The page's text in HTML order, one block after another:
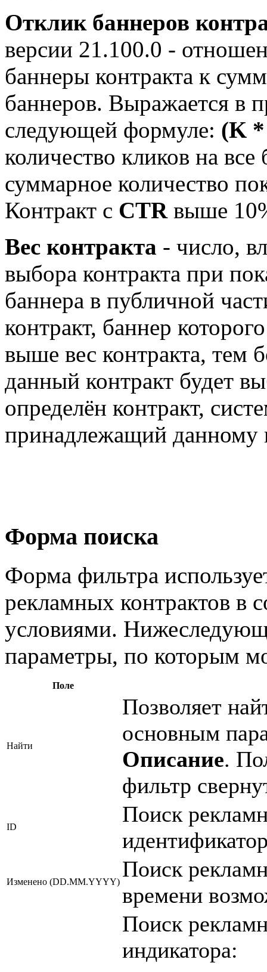
Отклик баннеров
версии 21.100.0 -
баннеры контракта к
баннеров. Выражается в
следующей формуле: (K *
количество кликов на
суммарное количество
Контракт с CTRвыше
Вес контракта - число,
выбора контракта при
баннера в публичной
контракт, баннер
выше вес контракта, тем
данный контракт будет
определён контракт,
принадлежащий данному
Форма поиска
Форма фильтра
рекламных контрактов в
условиями.
параметры, по которым
Поле
Найти
Позволяет
основным
Описание.
фильтр
ID
Поиск
Изменено (DD.MM.YYYY)
Поиск
времени
Поиск
индикатора: